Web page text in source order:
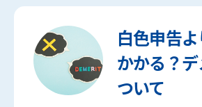
白色申告
かかる？
ついて